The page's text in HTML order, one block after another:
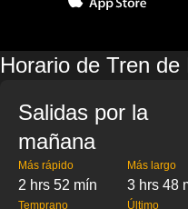
Horario de Tren de
Salidas por la
mañana
Más rápido
2 hrs 52 mín
Más largo
3 hrs 48
Temprano Último